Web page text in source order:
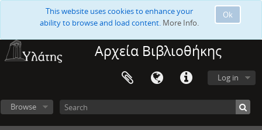
Ok
This website uses cookies to enhance your
ability to browse and load content. More Info.
Αρχεία Βιβλιοθήκης
Log in
Browse